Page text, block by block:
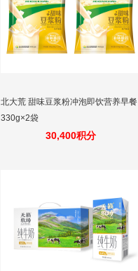
北大荒 甜味豆浆粉冲泡即饮营养早餐
330g×2袋
30,400积分